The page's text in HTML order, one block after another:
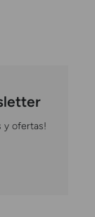
y ofertas!